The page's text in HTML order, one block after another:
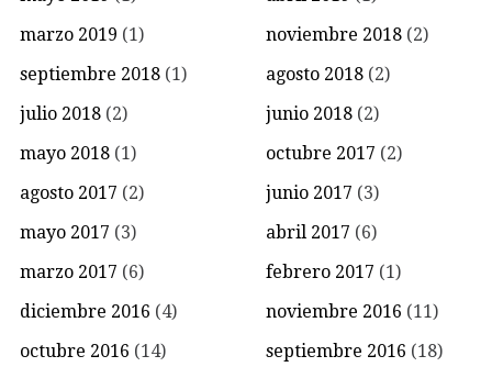
marzo 2019 (1) noviembre 2018 (2)
septiembre 2018 (1) agosto 2018 (2)
julio 2018 (2) junio 2018 (2)
mayo 2018 (1) octubre 2017 (2)
agosto 2017 (2) junio 2017 (3)
mayo 2017 (3) abril 2017 (6)
marzo 2017 (6) febrero 2017 (1)
diciembre 2016 (4) noviembre 2016 (11)
octubre 2016 (14) septiembre 2016 (18)